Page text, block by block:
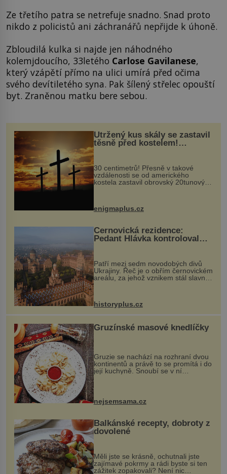
Ze třetího patra se netrefuje snadno. Snad proto
nikdo z policistů ani záchranářů nepřijde k úhoně.
Zbloudilá kulka si najde jen náhodného
kolemjdoucího, 33letého Carlose Gavilanese,
který vzápětí přímo na ulici umírá před očima
svého devítiletého syna. Pak šílený střelec opouští
byt. Zraněnou matku bere sebou.
Utržený kus skály se zastavil
těsně před kostelem!
Ochránila ho boží síla?
30 centimetrů! Přesně v takové
vzdálenosti se od amerického
kostela zastavil obrovský 20tunový
...
enigmaplus.cz
Černovická rezidence:
Pedant Hlávka kontroloval
Patří mezi sedm novodobých divů
Ukrajiny. Řeč je o obřím černovickém
areálu, za jehož vznikem stál slavný
český architekt Josef Hlávka. Ten si
na něm dal mimořádně záležet. Jeho
historyplus.cz
Gruzínské masové knedlíčky
Gruzie se nachází na rozhraní dvou
kontinentů a právě to se promítá i do
její kuchyně. Snoubí se v ní
evropské a asijské chutě a díky tomu
pokrmy, které rozhodně st...
nejsemsama.cz
Balkánské recepty, dobroty z
dovolené
Měli jste se krásně, ochutnali jste
zajímavé pokrmy a rádi byste si ten
zážitek zopakovali? Není nic